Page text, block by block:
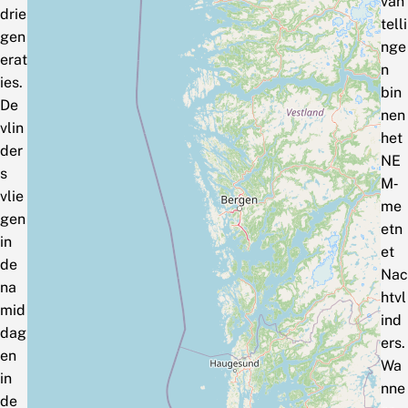
drie
gen
erat
ies.
De
vlin
der
s
vlie
gen
in
de
na
mid
dag
en
in
de
telli
nge
n
bin
nen
het
NE
M‑
me
etn
et
Nac
htvl
ind
ers.
Wa
nne